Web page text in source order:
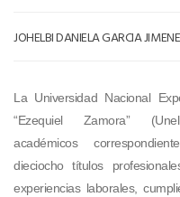
JOHELBI DANIELA GARCIA
La Universidad Nacional
“Ezequiel Zamora”
académicos
dieciocho títulos
experiencias laborales,